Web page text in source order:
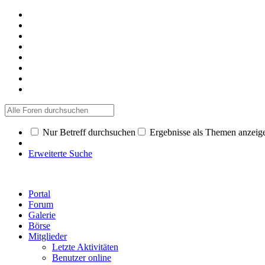
Nur Betreff durchsuchen Ergebnisse als Themen
Erweiterte Suche
Portal
Forum
Galerie
Börse
Mitglieder
Letzte Aktivitäten
Benutzer online